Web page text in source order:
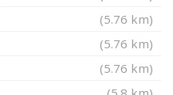
(5.76 km)
(5.76 km)
(5.76 km)